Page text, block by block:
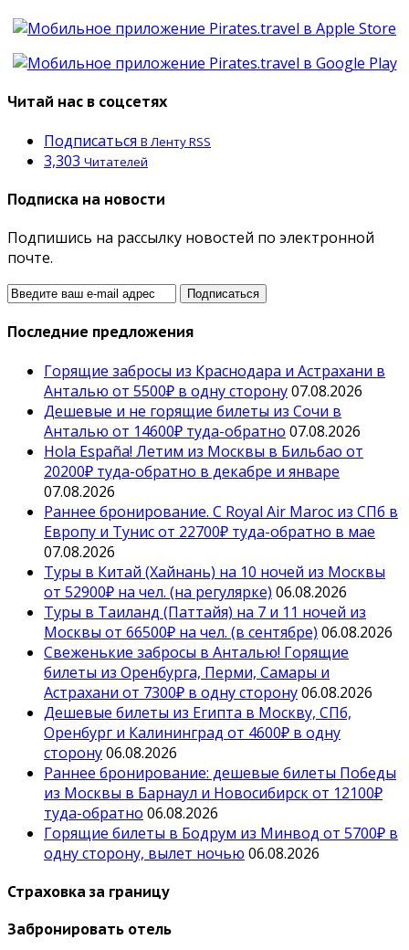
Читай нас в соцсетях
Подписаться В Ленту RSS
3,303 Читателей
Подписка на новости
Подпишись на рассылку новостей по электронной
почте.
Последние предложения
Горящие забросы из Краснодара и Астрахани в
Анталью от 5500₽ в одну сторону07.08.2026
Дешевые и не горящие билеты из Сочи в
Анталью от 14600₽ туда-обратно 07.08.2026
Hola España! Летим из Москвы в Бильбао от
20200₽ туда-обратно в декабре и январе
07.08.2026
Раннее бронирование. С Royal Air Maroc из СПб в
Европу и Тунис от 22700₽ туда-обратно в мае
07.08.2026
Туры в Китай (Хайнань) на 10 ночей из Москвы
от 52900₽ на чел. (на регулярке) 06.08.2026
Туры в Таиланд (Паттайя) на 7 и 11 ночей из
Москвы от 66500₽ на чел. (в сентябре) 06.08.2026
Свеженькие забросы в Анталью! Горящие
билеты из Оренбурга, Перми, Самары и
Астрахани от 7300₽ в одну сторону06.08.2026
Дешевые билеты из Египта в Москву, СПб,
Оренбург и Калининград от 4600₽ в одну
сторону06.08.2026
Раннее бронирование: дешевые билеты Победы
из Москвы в Барнаул и Новосибирск от 12100₽
туда-обратно 06.08.2026
Горящие билеты в Бодрум из Минвод от 5700₽ в
одну сторону, вылет ночью 06.08.2026
Страховка за границу
Забронировать отель